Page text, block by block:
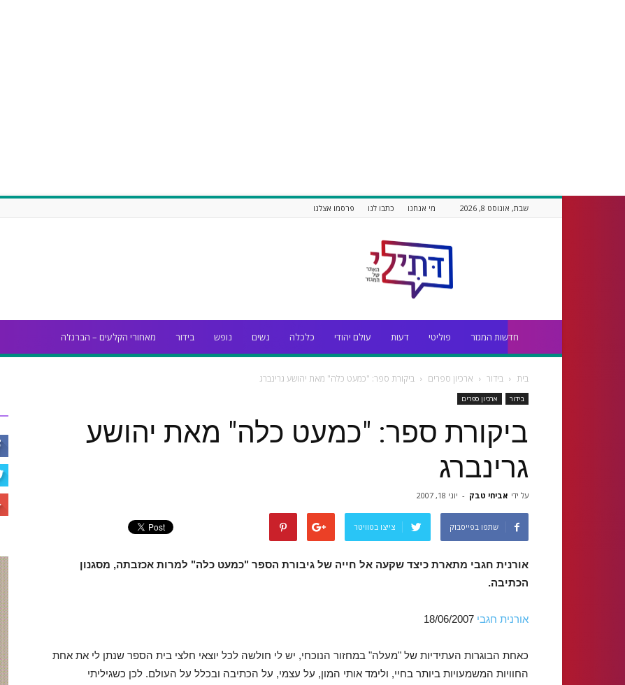
שבת, אוגוסט 8, 2026 מי אנחנו כתבו לנו פרסמו אצלנו
חדשות המגזר פוליטי דעות עולם יהודי כלכלה נשים נופש בידור מאחורי הקלעים – הברנז'ה
בית בידור ארכיון ספרים ביקורת ספר: "כמעט כלה" מאת יהושע גרינברג
בידור ארכיון ספרים
ביקורת ספר: "כמעט כלה" מאת יהושע
גרינברג
על ידי אביחי טבק - יוני 18, 2007
שתפו בפייסבוק צייצו בטוויטר
אורנית חגבי מתארת כיצד שקעה אל חייה של גיבורת הספר "כמעט כלה" למרות אכזבתה, מסגנון
הכתיבה.
אורנית חגבי
כאחת הבוגרות העתידיות של "מעלה" במחזור הנוכחי, יש לי חולשה לכל יוצאי חלצי בית הספר שנתן לי את אחת
החוויות המשמעויות ביותר בחיי, ולימד אותי המון, על עצמי, על הכתיבה ובכלל על העולם. לכן כשגיליתי